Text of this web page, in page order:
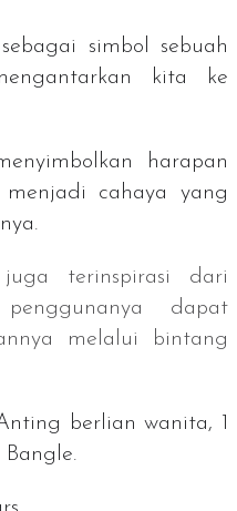
simbol sebuah
kita ke
harapan
cahaya yang
terinspirasi dari
dapat
melalui bintang
berlian wanita, 1
Bangle.